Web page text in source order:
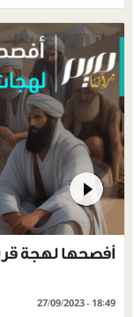
أفصحها لهجة
27/09/2023 - 18:49